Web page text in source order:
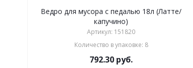
Ведро для мусора с педалью 18л (Латте/
капучино)
Артикул: 151820
Количество в упаковке: 8
792.30 руб.